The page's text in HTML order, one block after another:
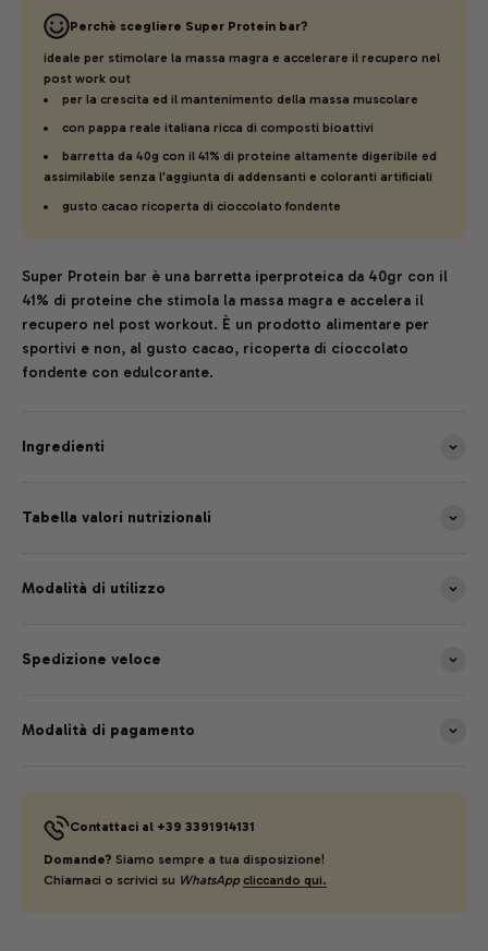
Perchè scegliere Super Protein bar?
ideale per stimolare la massa magra e accelerare il recupero nel
post work out
per la crescita ed il mantenimento della massa muscolare
con pappa reale italiana ricca di composti bioattivi
barretta da 40g con il 41% di proteine altamente digeribile ed
assimilabile senza l'aggiunta di addensanti e coloranti artificiali
gusto cacao ricoperta di cioccolato fondente
Super Protein bar è una barretta iperproteica da 40gr con il
41% di proteine che stimola la massa magra e accelera il
recupero nel post workout. È un prodotto alimentare per
sportivi e non, al gusto cacao, ricoperta di cioccolato
fondente con edulcorante.
Ingredienti
Tabella valori nutrizionali
Modalità di utilizzo
Spedizione veloce
Modalità di pagamento
Contattaci al +39 3391914131
Domande? Siamo sempre a tua disposizione!
Chiamaci o scrivici su WhatsAppcliccando qui.